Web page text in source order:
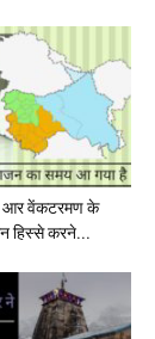
आर वेंकटरमण के
हिस्से करने...